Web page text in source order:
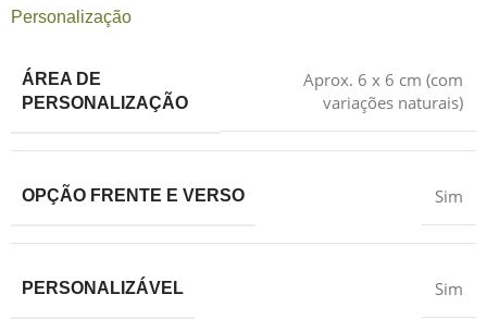
Personalização
ÁREA DE
PERSONALIZAÇÃO
Aprox. 6 x 6 cm (com
variações naturais)
OPÇÃO FRENTE E VERSO Sim
PERSONALIZÁVEL Sim